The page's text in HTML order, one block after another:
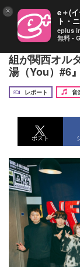
ナナヲアカリ
組が関西オル
湯（You）#6
レポート
音
ポスト
× e＋(
ト・
eplus
無料 -